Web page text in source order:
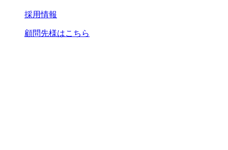
採用情報
顧問先様はこちら